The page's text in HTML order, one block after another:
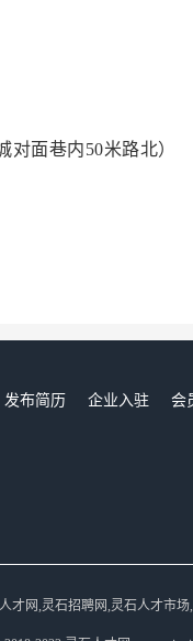
对面巷内50米路北）
发布简历 企业入驻 会
才网,灵石招聘网,灵石人才市场